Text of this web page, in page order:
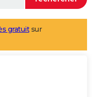
gratuitsur